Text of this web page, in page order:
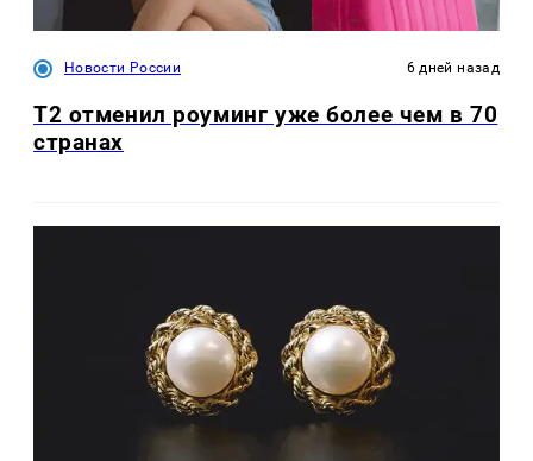
Новости России 6 дней назад
Т2 отменил роуминг уже более чем в 70
странах